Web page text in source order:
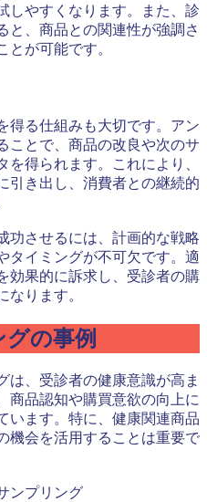
しやすくなります。また、診
と、商品との関連性が強調さ
とが可能です。
得る仕組みも大切です。アン
ことで、商品の改良や次のサ
を得られます。これにより、
引き出し、消費者との継続的
功させるには、計画的な戦略
タイミングが不可欠です。適
効果的に訴求し、受診者の購
なります。
の事例
は、受診者の健康意識が高ま
商品認知や購買意欲の向上に
います。特に、健康関連商品
機会を活用することは重要で
ンプリング